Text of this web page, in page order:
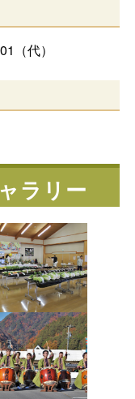
（代）
ラリー